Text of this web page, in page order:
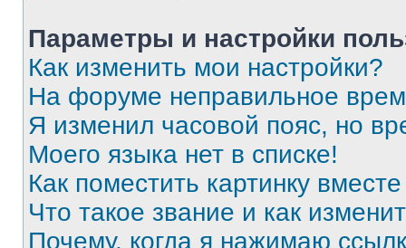
Параметры и настройки
Как изменить мои настройки?
На форуме неправильное
Я изменил часовой пояс, но
Моего языка нет в списке!
Как поместить картинку
Что такое звание и как
Почему, когда я нажимаю